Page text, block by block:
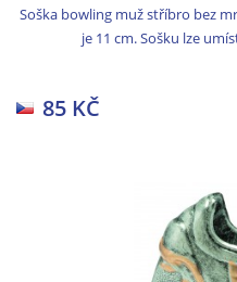
Soška bowling muž stříbro bez
je 11 cm. Sošku lze
85 KČ